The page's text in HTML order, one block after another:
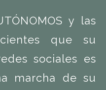
y las
que su
sociales es
marcha de su